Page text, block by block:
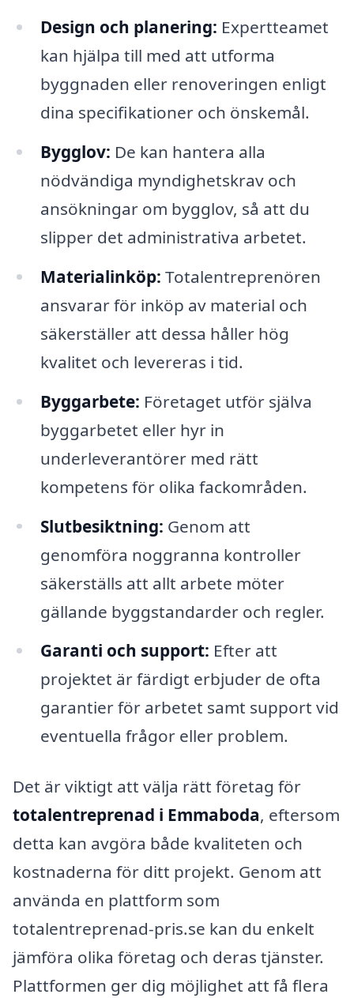
Design och planering: Expertteamet
kan hjälpa till med att utforma
byggnaden eller renoveringen enligt
dina specifikationer och önskemål.
Bygglov: De kan hantera alla
nödvändiga myndighetskrav och
ansökningar om bygglov, så att du
slipper det administrativa arbetet.
Materialinköp: Totalentreprenören
ansvarar för inköp av material och
säkerställer att dessa håller hög
kvalitet och levereras i tid.
Byggarbete: Företaget utför själva
byggarbetet eller hyr in
underleverantörer med rätt
kompetens för olika fackområden.
Slutbesiktning: Genom att
genomföra noggranna kontroller
säkerställs att allt arbete möter
gällande byggstandarder och regler.
Garanti och support: Efter att
projektet är färdigt erbjuder de ofta
garantier för arbetet samt support vid
eventuella frågor eller problem.
Det är viktigt att välja rätt företag för
totalentreprenad i Emmaboda, eftersom
detta kan avgöra både kvaliteten och
kostnaderna för ditt projekt. Genom att
använda en plattform som
totalentreprenad-pris.se kan du enkelt
jämföra olika företag och deras tjänster.
Plattformen ger dig möjlighet att få flera